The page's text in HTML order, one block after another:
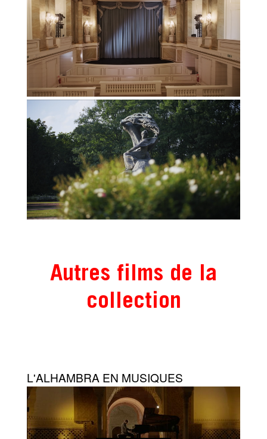
Autres films de la
collection
L'ALHAMBRA EN MUSIQUES